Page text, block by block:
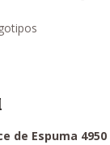
de Espuma 4950